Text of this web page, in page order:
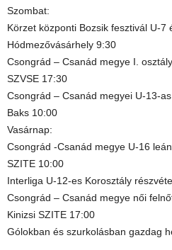
Szombat:
Körzet központi Bozsik fesztivál U-7
Hódmezővásárhely 9:30
Csongrád – Csanád megye I.
SZVSE 17:30
Csongrád – Csanád megyei U-13-
Baks 10:00
Vasárnap:
Csongrád -Csanád megye U-16
SZITE 10:00
Interliga U-12-es Korosztály
Csongrád – Csanád megye női
Kinizsi SZITE 17:00
Gólokban és szurkolásban gazdag